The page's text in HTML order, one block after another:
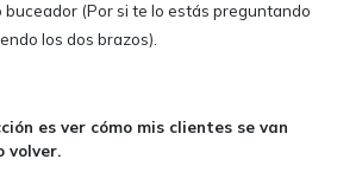
buceador (Por si te lo estás preguntando
los dos brazos).
es ver cómo mis clientes se van
volver.